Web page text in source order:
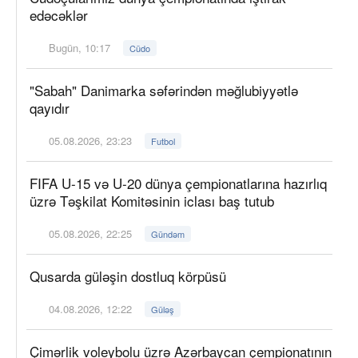
edəcəklər
Bugün, 10:17 Cüdo
"Sabah" Danimarka səfərindən məğlubiyyətlə
qayıdır
05.08.2026, 23:23 Futbol
FIFA U-15 və U-20 dünya çempionatlarına hazırlıq
üzrə Təşkilat Komitəsinin iclası baş tutub
05.08.2026, 22:25 Gündəm
Qusarda güləşin dostluq körpüsü
04.08.2026, 12:22 Güləş
Çimərlik voleybolu üzrə Azərbaycan çempionatının